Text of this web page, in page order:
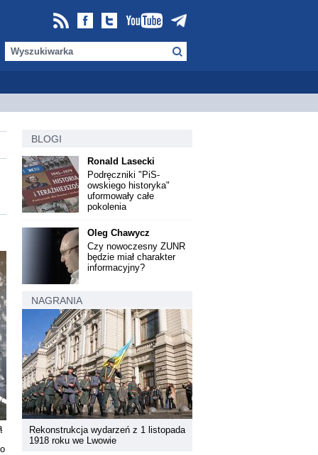
BLOGI
Ronald Lasecki
Podręczniki "PiS-
owskiego historyka"
uformowały całe
pokolenia
Oleg Chawycz
Czy nowoczesny ZUNR
będzie miał charakter
informacyjny?
NAGRANIA
Rekonstrukcja wydarzeń z 1 listopada
1918 roku we Lwowie